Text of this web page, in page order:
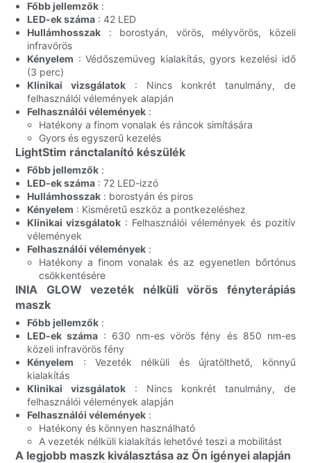
Főbb jellemzők :
LED-ek száma : 42 LED
Hullámhosszak : borostyán, vörös, mélyvörös, közeli
infravörös
Kényelem : Védőszemüveg kialakítás, gyors kezelési idő
(3 perc)
Klinikai vizsgálatok : Nincs konkrét tanulmány, de
felhasználói vélemények alapján
Felhasználói vélemények :
Hatékony a finom vonalak és ráncok simítására
Gyors és egyszerű kezelés
LightStim ránctalanító készülék
Főbb jellemzők :
LED-ek száma : 72 LED-izzó
Hullámhosszak : borostyán és piros
Kényelem : Kisméretű eszköz a pontkezeléshez
Klinikai vizsgálatok : Felhasználói vélemények és pozitív
vélemények
Felhasználói vélemények :
Hatékony a finom vonalak és az egyenetlen bőrtónus
csökkentésére
INIA GLOW vezeték nélküli vörös fényterápiás
maszk
Főbb jellemzők :
LED-ek száma : 630 nm-es vörös fény és 850 nm-es
közeli infravörös fény
Kényelem : Vezeték nélküli és újratölthető, könnyű
kialakítás
Klinikai vizsgálatok : Nincs konkrét tanulmány, de
felhasználói vélemények alapján
Felhasználói vélemények :
Hatékony és könnyen használható
A vezeték nélküli kialakítás lehetővé teszi a mobilitást
A legjobb maszk kiválasztása az Ön igényei alapján